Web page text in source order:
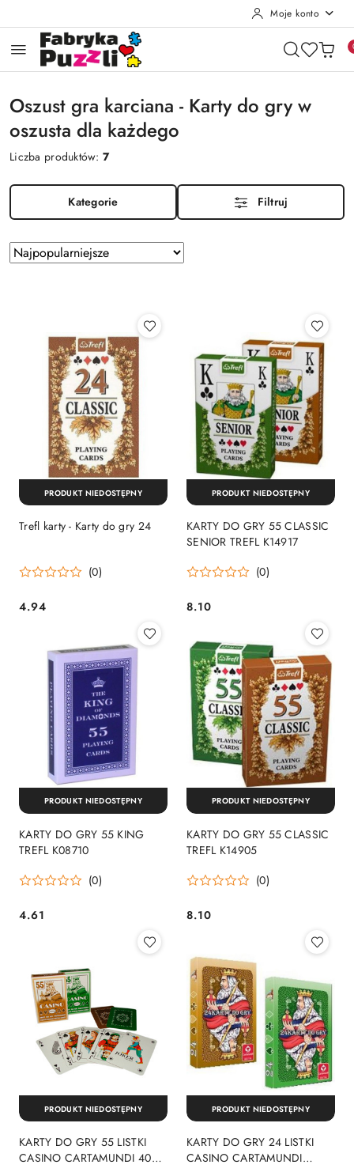
Moje konto
Oszust gra karciana - Karty do gry w
oszusta dla każdego
Liczba produktów:7
Kategorie Filtruj
Zastosowano
sortowanie:
Sortuj
według
Trefl karty - Karty do gry 24
(0)
Cena:
4.94
PRODUKT NIEDOSTĘPNY
KARTY DO GRY 55 CLASSIC
SENIOR TREFL K14917
(0)
Cena:
8.10
PRODUKT NIEDOSTĘPNY
KARTY DO GRY 55 KING
TREFL K08710
(0)
Cena:
4.61
PRODUKT NIEDOSTĘPNY
KARTY DO GRY 55 CLASSIC
TREFL K14905
(0)
Cena:
8.10
PRODUKT NIEDOSTĘPNY
KARTY DO GRY 55 LISTKI
CASINO CARTAMUNDI 408
PRODUKT NIEDOSTĘPNY
KARTY DO GRY 24 LISTKI
CASINO CARTAMUNDI
PRODUKT NIEDOSTĘPNY